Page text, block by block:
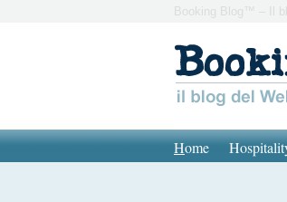
Booking Blog™ – Il
Home